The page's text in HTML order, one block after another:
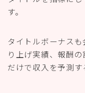
す。
タイトルボーナス
り上げ実績、報酬
だけで収入を予測す